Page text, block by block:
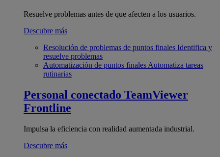
Resuelve problemas antes de que afecten a los usuarios.
Descubre más
Resolución de problemas de puntos finales Identifica y
resuelve problemas
Automatización de puntos finales Automatiza tareas
rutinarias
Personal conectado TeamViewer
Frontline
Impulsa la eficiencia con realidad aumentada industrial.
Descubre más